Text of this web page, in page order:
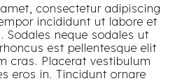
consectetur adipiscing
incididunt ut labore et
Sodales neque sodales ut
est pellentesque elit
cras. Placerat vestibulum
eros in. Tincidunt ornare